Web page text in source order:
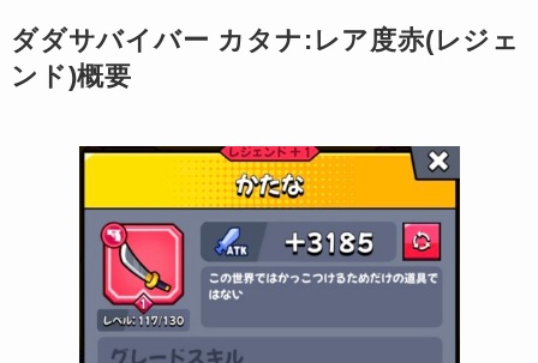
ダダサバイバー カタナ:レア度赤(レジェ
ンド)概要